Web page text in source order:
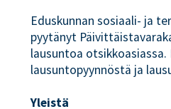
Eduskunnan sosiaali- ja
pyytänyt
lausuntoa otsikkoasiassa.
lausuntopyynnöstä ja
Yleistä